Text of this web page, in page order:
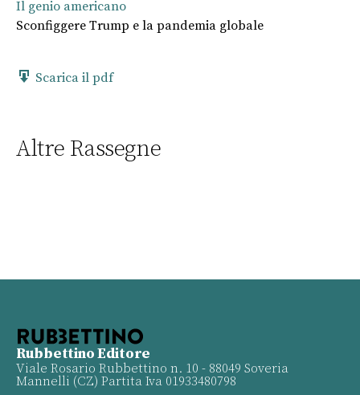
Il genio americano
Sconfiggere Trump e la pandemia globale
Scarica il pdf
Altre Rassegne
Rubbettino Editore
Viale Rosario Rubbettino n. 10 - 88049 Soveria
Mannelli (CZ) Partita Iva 01933480798